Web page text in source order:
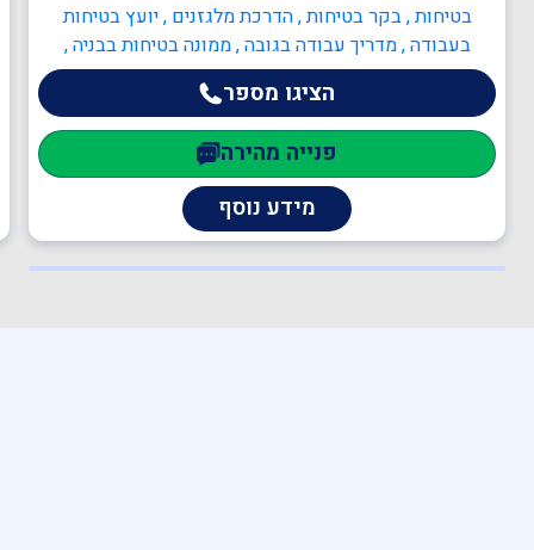
בטיחות , בקר בטיחות , הדרכת מלגזנים , יועץ בטיחות
בעבודה , מדריך עבודה בגובה , ממונה בטיחות בבניה ,
ממונה בטיחות בעבודה , מהנדסים והנדסאים , הנדסאי
מכונות , מהנדסי חשמל , מהנדסים והנדסאים
הציגו מספר
פנייה מהירה
מידע נוסף